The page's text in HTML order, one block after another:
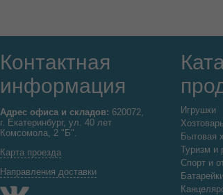
Контактная
информация
Адрес офиса и складов: 620072,
г. Екатеринбург, ул. 40 лет
Комсомола, 2 "Б".
Карта проезда
Направления доставки
Игрушки
Бытовая
Туризм и
Спорт и